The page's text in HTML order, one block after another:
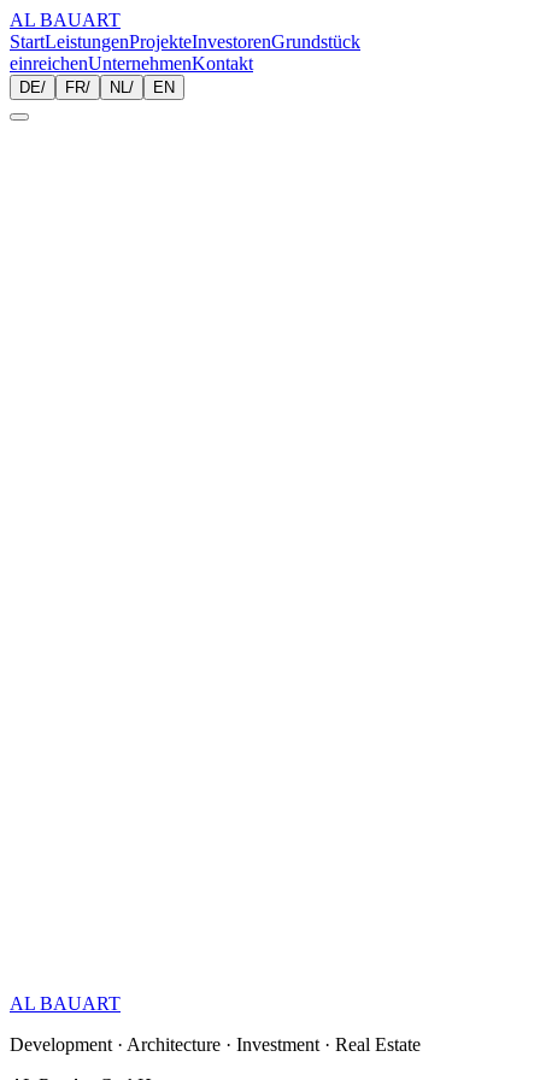
AL BAUART
StartLeistungenProjekteInvestorenGrundstück
einreichenUnternehmenKontakt
DE/ FR/ NL/ EN
AL BAUART
Development · Architecture · Investment · Real Estate